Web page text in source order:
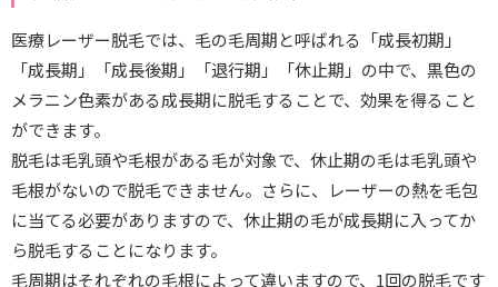
医療レーザー脱毛では、毛の毛周期と呼ばれる「成長初期」
「成長期」「成長後期」「退行期」「休止期」の中で、黒色の
メラニン色素がある成長期に脱毛することで、効果を得ること
ができます。
脱毛は毛乳頭や毛根がある毛が対象で、休止期の毛は毛乳頭や
毛根がないので脱毛できません。さらに、レーザーの熱を毛包
に当てる必要がありますので、休止期の毛が成長期に入ってか
ら脱毛することになります。
毛周期はそれぞれの毛根によって違いますので、1回の脱毛です